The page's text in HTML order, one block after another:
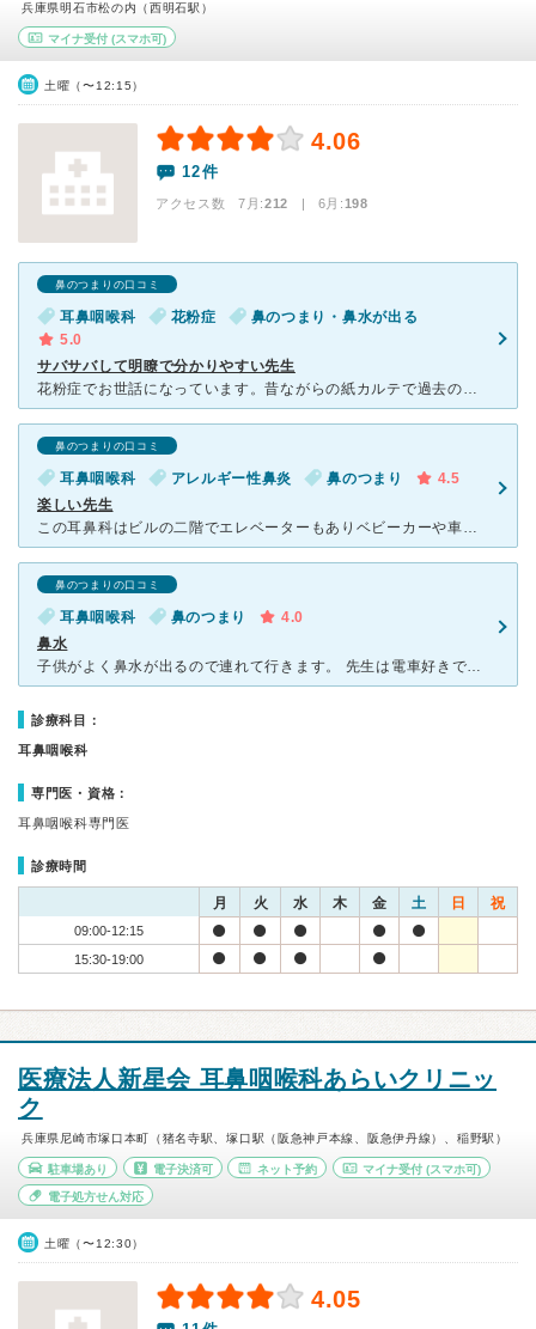
兵庫県明石市松の内（西明石駅）
マイナ受付 (スマホ可)
土曜（〜12:15）
4.06
12件
アクセス数 7月:212 | 6月:198
鼻のつまりの口コミ
耳鼻咽喉科 花粉症
鼻のつまり・鼻水が出る
5.0
サバサバして明瞭で分かりやすい先生
花粉症でお世話になっています。昔ながらの紙カルテで過去の記録も見ながらいつもスムースに診察してくれます。お薬も『どうやった？あれできいた？』と確認をしてくれるので相談しやすい雰囲気にしてくれるのであり
鼻のつまりの口コミ
耳鼻咽喉科 アレルギー性鼻炎 鼻のつまり
4.5
楽しい先生
この耳鼻科はビルの二階でエレベーターもありベビーカーや車椅子、足の悪い方などでも安心していけます。 先生は電車が好きらしく、ドクターイエローの絵が待合室大きくあります。 携帯予約などはありません。
鼻のつまりの口コミ
耳鼻咽喉科 鼻のつまり
4.0
鼻水
子供がよく鼻水が出るので連れて行きます。 先生は電車好きで明るくいつも子供にもやさしいです。耳垢もいえではとりづらいですが、先生がそっととってくれます。診療もパッパとこなされ待ち時間もだいたい待って
診療科目：
耳鼻咽喉科
専門医・資格：
耳鼻咽喉科専門医
診療時間
月 火 水 木 金 土 日 祝
09:00-12:15
15:30-19:00
医療法人新星会 耳鼻咽喉科あらいクリニッ
ク
兵庫県尼崎市塚口本町（猪名寺駅、塚口駅（阪急神戸本線、阪急伊丹線）、稲野駅）
駐車場あり 電子決済可 ネット予約 マイナ受付 (スマホ可)
電子処方せん対応
土曜（〜12:30）
4.05